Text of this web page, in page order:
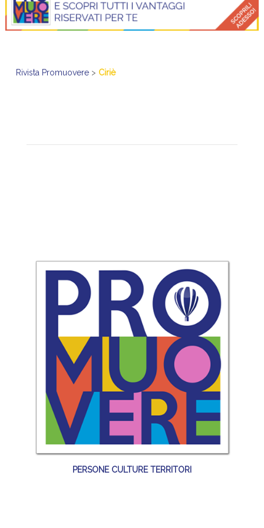
Rivista Promuovere> Ciriè
PERSONE CULTURE TERRITORI